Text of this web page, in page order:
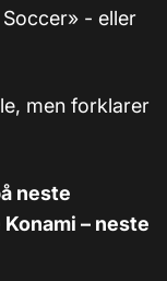
- eller
men forklarer
neste
– neste